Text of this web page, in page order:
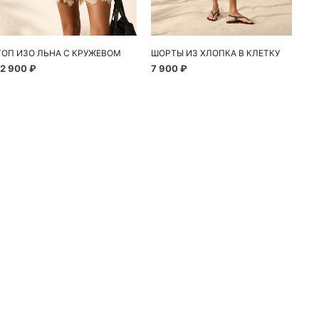
ИЗО ЛЬНА С КРУЖЕВОМ
900 ₽
ШОРТЫ ИЗ ХЛОПКА В КЛЕТКУ
7 900 ₽